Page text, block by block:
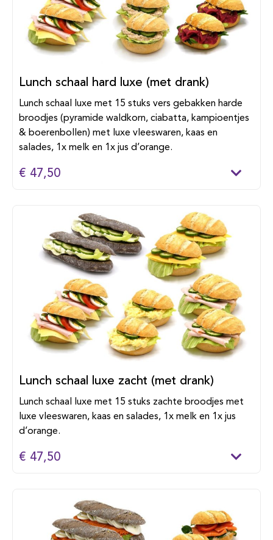
Lunch schaal hard luxe (met drank)
Lunch schaal luxe met 15 stuks vers gebakken harde
broodjes (pyramide waldkorn, ciabatta, kampioentjes
& boerenbollen) met luxe vleeswaren, kaas en
salades, 1x melk en 1x jus d’orange.
€ 47,50
Lunch schaal luxe zacht (met drank)
Lunch schaal luxe met 15 stuks zachte broodjes met
luxe vleeswaren, kaas en salades, 1x melk en 1x jus
d’orange.
€ 47,50